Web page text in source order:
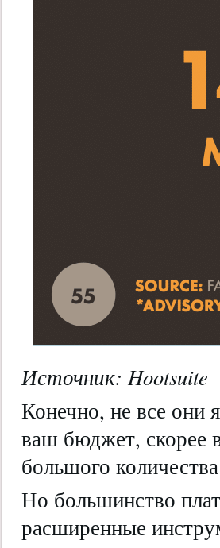
Источник: Hootsuite
Конечно, не все они
ваш бюджет, скорее
большого
Но большинство
расширенные